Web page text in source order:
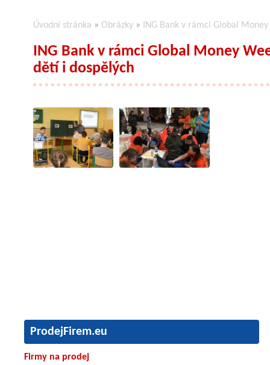
Úvodní stránka » Obrázky » ING Bank v rámci Global
ING Bank v rámci Global Money
dětí i dospělých
ProdejFirem.eu
Firmy na prodej